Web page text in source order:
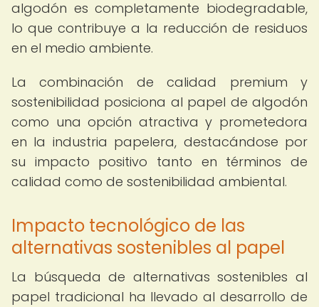
algodón es completamente biodegradable,
lo que contribuye a la reducción de residuos
en el medio ambiente.
La combinación de calidad premium y
sostenibilidad posiciona al papel de algodón
como una opción atractiva y prometedora
en la industria papelera, destacándose por
su impacto positivo tanto en términos de
calidad como de sostenibilidad ambiental.
Impacto tecnológico de las
alternativas sostenibles al papel
La búsqueda de alternativas sostenibles al
papel tradicional ha llevado al desarrollo de